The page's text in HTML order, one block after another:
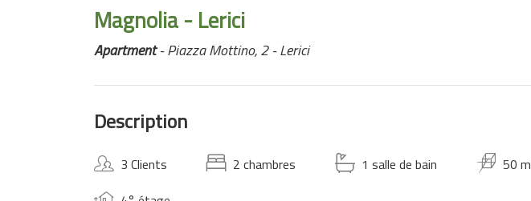
Magnolia - Lerici
Apartment- Piazza Mottino, 2 - Lerici
Description
3 Clients 2 chambres 1 salle de bain 50 m